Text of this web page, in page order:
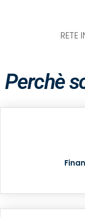
RETE
Perchè